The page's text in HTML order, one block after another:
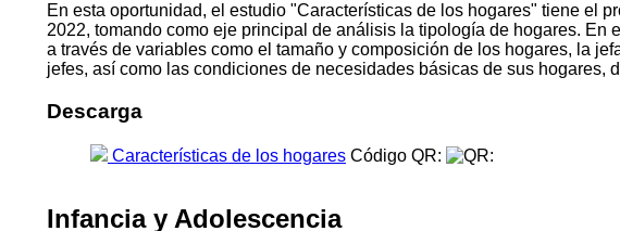
En esta oportunidad, el estudio "Características de los hogares" tiene el
2022, tomando como eje principal de análisis la tipología de hogares.
a través de variables como el tamaño y composición de los hogares, la
jefes, así como las condiciones de necesidades básicas de sus
Descarga
Características de los hogares Código QR:
Infancia y Adolescencia